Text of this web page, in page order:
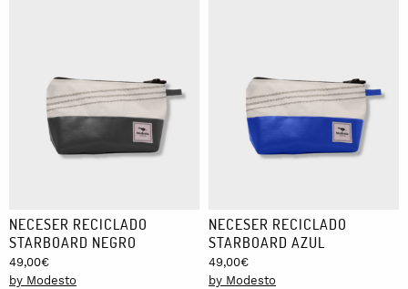
NECESER RECICLADO
STARBOARD NEGRO
49,00€
by Modesto
NECESER RECICLADO
STARBOARD AZUL
49,00€
by Modesto